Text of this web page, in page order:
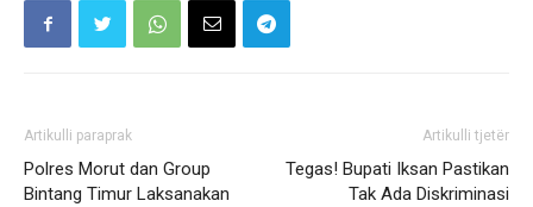
Artikulli paraprak
Polres Morut dan Group
Bintang Timur Laksanakan
Artikulli tjetër
Tegas! Bupati Iksan Pastikan
Tak Ada Diskriminasi